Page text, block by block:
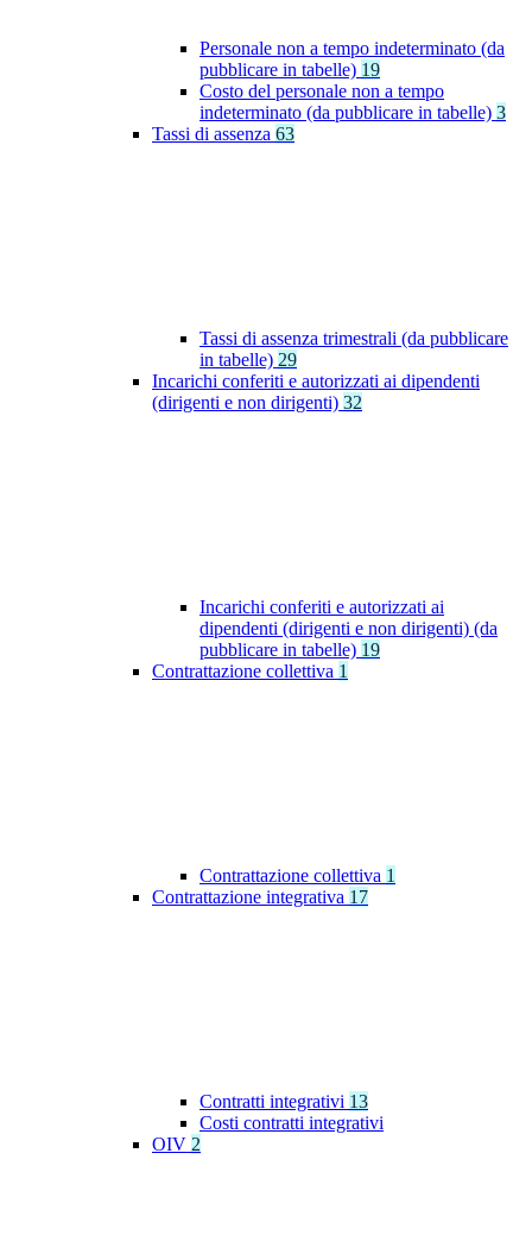
Personale non a tempo indeterminato (da
pubblicare in tabelle) 19
Costo del personale non a tempo
indeterminato (da pubblicare in tabelle) 3
Tassi di assenza 63
Tassi di assenza trimestrali (da pubblicare
in tabelle) 29
Incarichi conferiti e autorizzati ai dipendenti
(dirigenti e non dirigenti) 32
Incarichi conferiti e autorizzati ai
dipendenti (dirigenti e non dirigenti) (da
pubblicare in tabelle) 19
Contrattazione collettiva 1
Contrattazione collettiva 1
Contrattazione integrativa 17
Contratti integrativi 13
Costi contratti integrativi
OIV 2